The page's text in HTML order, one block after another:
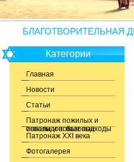
БЛАГОТВОРИТЕЛЬНАЯ
Категории
Главная
Новости
Статьи
Патронаж пожилых и
Патронаж XXI века
Фотогалерея